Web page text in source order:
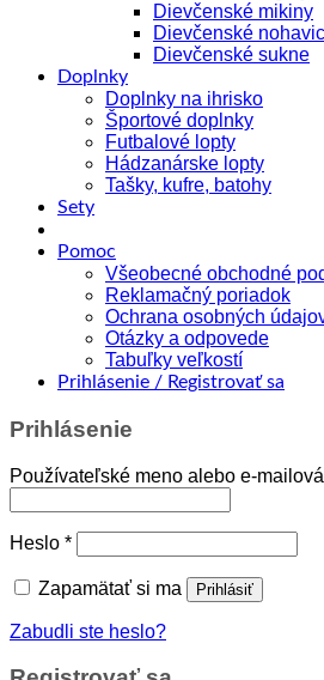
Dievčenské mikiny
Dievčenské
Dievčenské sukne
Doplnky
Doplnky na ihrisko
Športové doplnky
Futbalové lopty
Hádzanárske lopty
Tašky, kufre, batohy
Sety
Pomoc
Všeobecné obchodné
Reklamačný poriadok
Ochrana osobných
Otázky a odpovede
Tabuľky veľkostí
Prihlásenie / Registrovať sa
Prihlásenie
Používateľské meno alebo e-
Heslo *Povinné
Zapamätať si ma Prihlásiť
Zabudli ste heslo?